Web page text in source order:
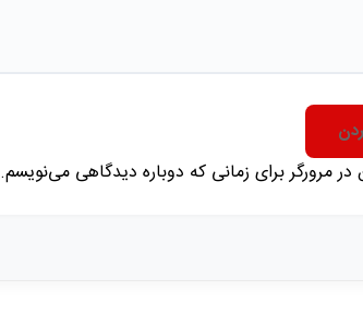
مرورگر برای زمانی که دوباره دیدگاهی می‌نویسم.